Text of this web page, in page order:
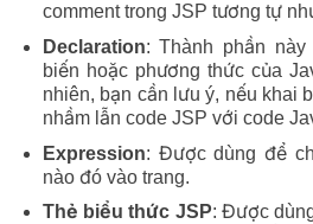
comment trong JSP tương tự
Declaration: Thành phần
biến hoặc phương thức của
nhiên, bạn cần lưu ý, nếu khai
nhầm lẫn code JSP với code
Expression: Được dùng để
nào đó vào trang.
Thẻ biểu thức JSP: Được